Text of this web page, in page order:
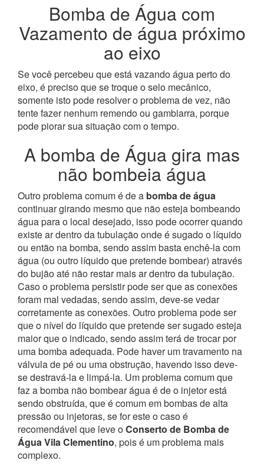
Bomba de Água com
Vazamento de água próximo
ao eixo
Se você percebeu que está vazando água perto do
eixo, é preciso que se troque o selo mecânico,
somente isto pode resolver o problema de vez, não
tente fazer nenhum remendo ou gambiarra, porque
pode piorar sua situação com o tempo.
A bomba de Água gira mas
não bombeia água
Outro problema comum é de a bomba de água
continuar girando mesmo que não esteja bombeando
água para o local desejado, isso pode ocorrer quando
existe ar dentro da tubulação onde é sugado o líquido
ou então na bomba, sendo assim basta enchê-la com
água (ou outro líquido que pretende bombear) através
do bujão até não restar mais ar dentro da tubulação.
Caso o problema persistir pode ser que as conexões
foram mal vedadas, sendo assim, deve-se vedar
corretamente as conexões. Outro problema pode ser
que o nível do líquido que pretende ser sugado esteja
maior que o indicado, sendo assim terá de trocar por
uma bomba adequada. Pode haver um travamento na
válvula de pé ou uma obstrução, havendo isso deve-
se destravá-la e limpá-la. Um problema comum que
faz a bomba não bombear água é de o injetor está
sendo obstruída, que é comum em bombas de alta
pressão ou injetoras, se for este o caso é
recomendável que leve oConserto de Bomba de
Água Vila Clementino, pois é um problema mais
complexo.